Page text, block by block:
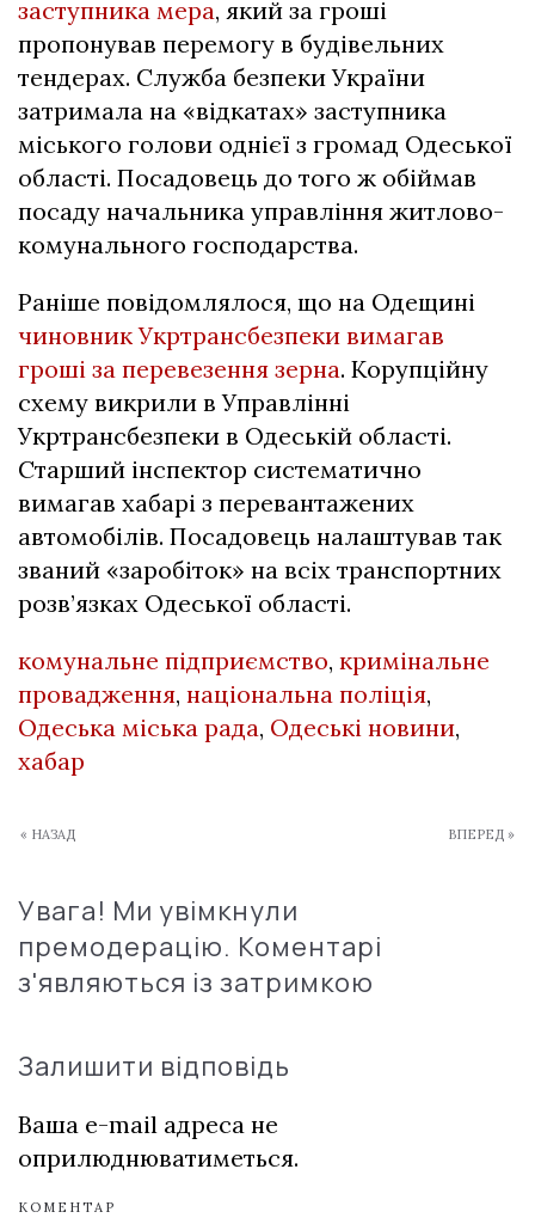
заступника мера, який за гроші
пропонував перемогу в будівельних
тендерах. Служба безпеки України
затримала на «відкатах» заступника
міського голови однієї з громад Одеської
області. Посадовець до того ж обіймав
посаду начальника управління житлово-
комунального господарства.
Раніше повідомлялося, що на Одещині
чиновник Укртрансбезпеки вимагав
гроші за перевезення зерна. Корупційну
схему викрили в Управлінні
Укртрансбезпеки в Одеській області.
Старший інспектор систематично
вимагав хабарі з перевантажених
автомобілів. Посадовець налаштував так
званий «заробіток» на всіх транспортних
розв’язках Одеської області.
комунальне підприємство, кримінальне
провадження, національна поліція,
Одеська міська рада, Одеські новини,
хабар
« НАЗАД ВПЕРЕД »
Увага! Ми увімкнули
премодерацію. Коментарі
з'являються із затримкою
Залишити відповідь
Ваша e-mail адреса не
оприлюднюватиметься.
КОМЕНТАР